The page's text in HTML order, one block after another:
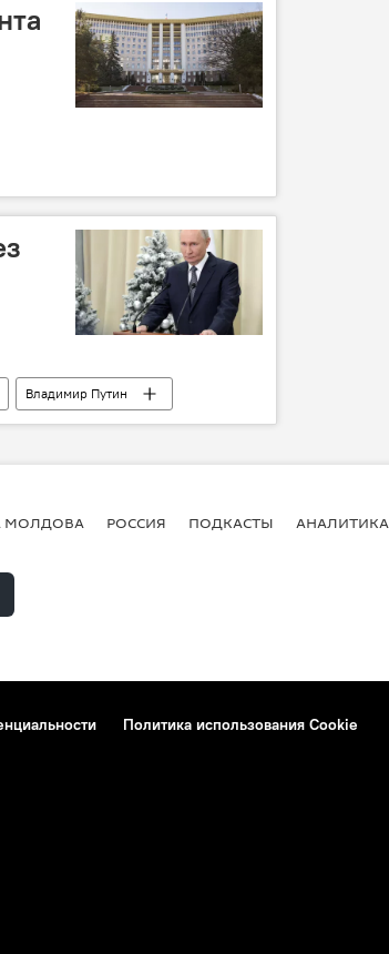
Владимир Путин
МОЛДОВА РОССИЯ ПОДКАСТЫ АНАЛИТИКА
Политика использования Cookie